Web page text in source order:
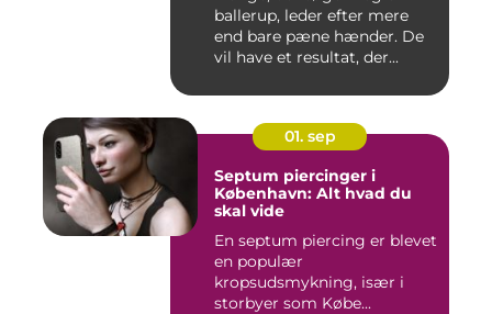
ballerup, leder efter mere
end bare pæne hænder. De
vil have et resultat, der...
01. sep
Septum piercinger i
København: Alt hvad du
skal vide
En septum piercing er blevet
en populær
kropsudsmykning, især i
storbyer som Købe...